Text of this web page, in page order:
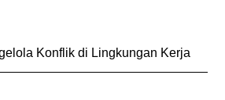
Konflik di Lingkungan Kerja